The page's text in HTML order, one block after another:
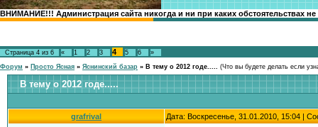
ВНИМАНИЕ!!! Администрация сайта никогда и ни при каких обстоятельствах
Страница 4 из 6 « 1 2 3 4 5 6
»
Форум » Просто Ясная » Яснинский базар » В тему о 2012 годе..... (Что вы будете делать если
В тему о 2012 годе.....
grafrival Дата: Воскресенье, 31.01.2010, 15:04 |